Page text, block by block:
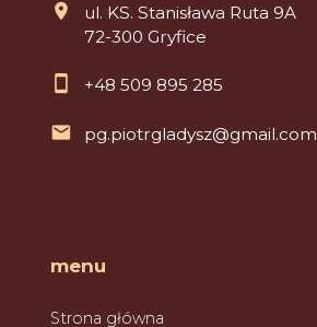
ul. KS. Stanisława Ruta 9A
72-300 Gryfice
+48 509 895 285
pg.piotrgladysz@gmail.com
menu
Strona główna